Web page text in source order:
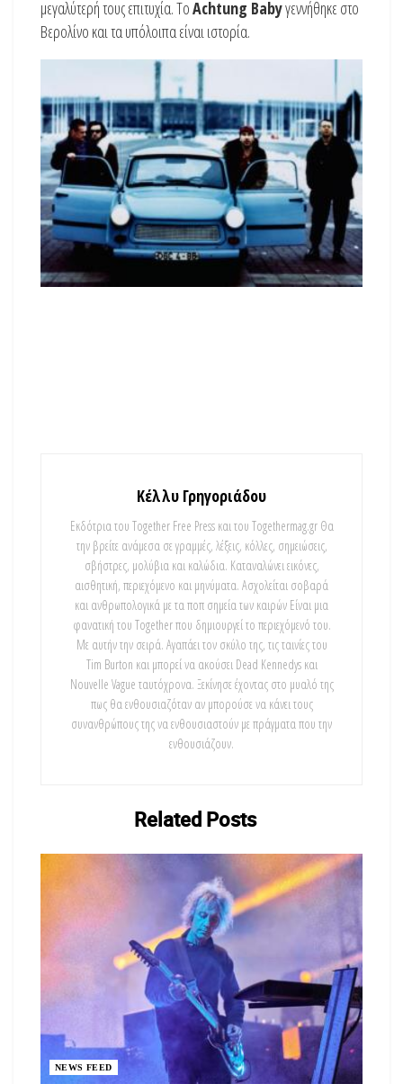
μεγαλύτερή τους επιτυχία. ΤοAchtung Babyγεννήθηκε στο
Βερολίνο και τα υπόλοιπα είναι ιστορία.
Κέλλυ Γρηγοριάδου
Εκδότρια του Together Free Press και του Togethermag.gr Θα
την βρείτε ανάμεσα σε γραμμές, λέξεις, κόλλες, σημειώσεις,
σβήστρες, μολύβια και καλώδια. Καταναλώνει εικόνες,
αισθητική, περιεχόμενο και μηνύματα. Ασχολείται σοβαρά
και ανθρωπολογικά με τα ποπ σημεία των καιρών Είναι μια
φανατική του Τοgether που δημιουργεί το περιεχόμενό του.
Με αυτήν την σειρά. Αγαπάει τον σκύλο της, τις ταινίες του
Tim Burton και μπορεί να ακούσει Dead Kennedys και
Nouvelle Vague ταυτόχρονα. Ξεκίνησε έχοντας στο μυαλό της
πως θα ενθουσιαζόταν αν μπορούσε να κάνει τους
συνανθρώπους της να ενθουσιαστούν με πράγματα που την
ενθουσιάζουν.
RelatedPosts
NEWS FEED